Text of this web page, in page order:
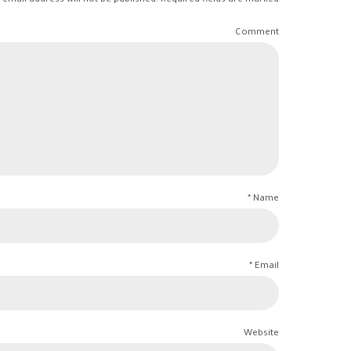
Comment
Name *
Email *
Website